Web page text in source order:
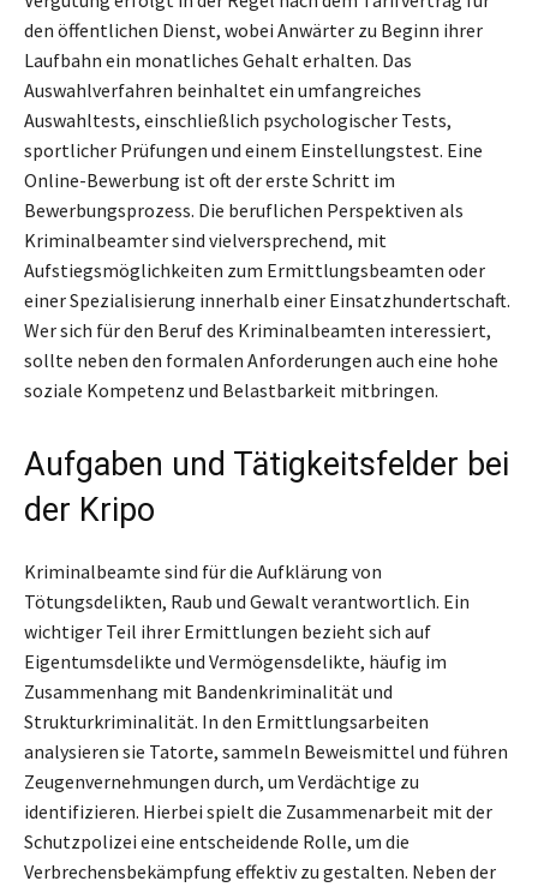
den öffentlichen Dienst, wobei Anwärter zu Beginn ihrer
Laufbahn ein monatliches Gehalt erhalten. Das
Auswahlverfahren beinhaltet ein umfangreiches
Auswahltests, einschließlich psychologischer Tests,
sportlicher Prüfungen und einem Einstellungstest. Eine
Online-Bewerbung ist oft der erste Schritt im
Bewerbungsprozess. Die beruflichen Perspektiven als
Kriminalbeamter sind vielversprechend, mit
Aufstiegsmöglichkeiten zum Ermittlungsbeamten oder
einer Spezialisierung innerhalb einer Einsatzhundertschaft.
Wer sich für den Beruf des Kriminalbeamten interessiert,
sollte neben den formalen Anforderungen auch eine hohe
soziale Kompetenz und Belastbarkeit mitbringen.
Aufgaben und Tätigkeitsfelder bei
der Kripo
Kriminalbeamte sind für die Aufklärung von
Tötungsdelikten, Raub und Gewalt verantwortlich. Ein
wichtiger Teil ihrer Ermittlungen bezieht sich auf
Eigentumsdelikte und Vermögensdelikte, häufig im
Zusammenhang mit Bandenkriminalität und
Strukturkriminalität. In den Ermittlungsarbeiten
analysieren sie Tatorte, sammeln Beweismittel und führen
Zeugenvernehmungen durch, um Verdächtige zu
identifizieren. Hierbei spielt die Zusammenarbeit mit der
Schutzpolizei eine entscheidende Rolle, um die
Verbrechensbekämpfung effektiv zu gestalten. Neben der